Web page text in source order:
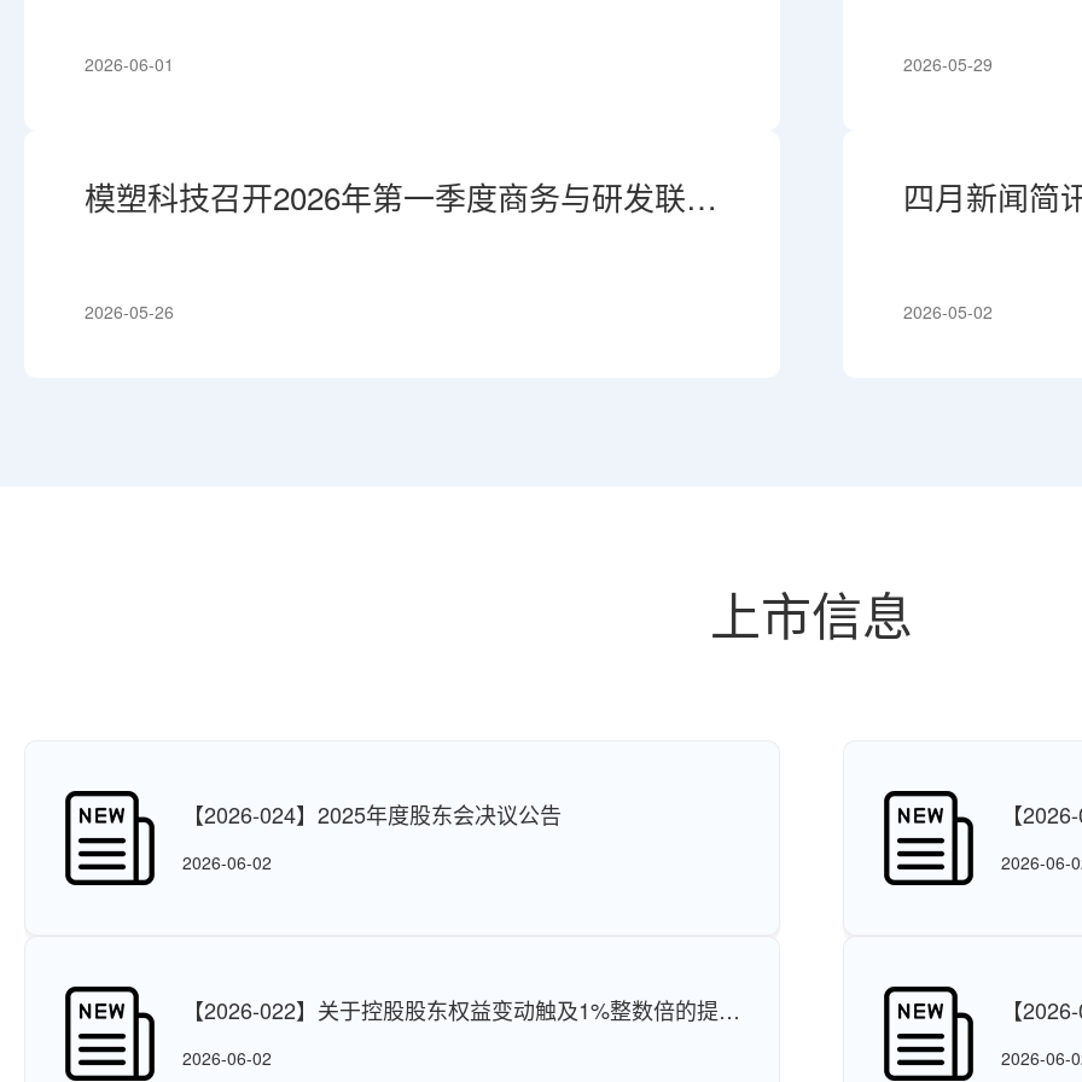
2026-06-01 2026-05-29
模塑科技召开2026年第一季度商务与研发联合
2026-05-26
四月新闻简
2026-05-02
上市信息
【2026-024】2025年度股东会决议公告
2026-06-02
【
2026-06-
【2026-022】关于控股股东权益变动触及1%整数倍的提示
性公告
2026-06-02
【
2026-06-